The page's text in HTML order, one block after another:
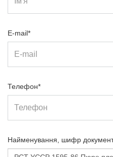
E-mail*
Телефон*
Найменування, шифр